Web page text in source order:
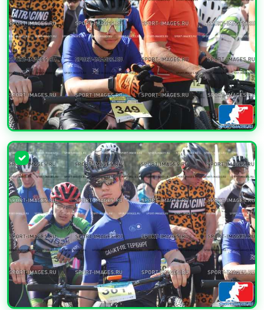
УВЕЛИЧИТЬ